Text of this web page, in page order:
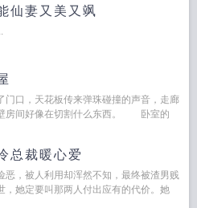
仙妻又美又飒
门口，天花板传来弹珠碰撞的声音，走廊
房间好像在切割什么东西。 卧室的
总裁暖心爱
恶，被人利用却浑然不知，最终被渣男贱
，她定要叫那两人付出应有的代价。她